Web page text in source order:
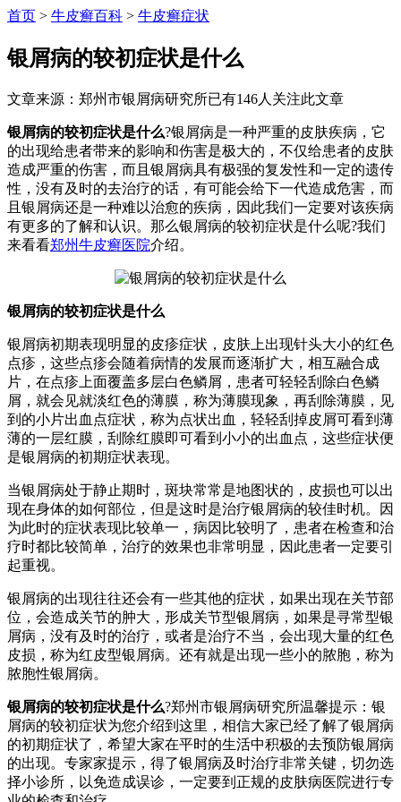
首页 > 牛皮癣百科 > 牛皮癣症状
银屑病的较初症状是什么
文章来源：郑州市银屑病研究所已有146人关注此文章
银屑病的较初症状是什么?银屑病是一种严重的皮肤疾病，它
的出现给患者带来的影响和伤害是极大的，不仅给患者的皮肤
造成严重的伤害，而且银屑病具有极强的复发性和一定的遗传
性，没有及时的去治疗的话，有可能会给下一代造成危害，而
且银屑病还是一种难以治愈的疾病，因此我们一定要对该疾病
有更多的了解和认识。那么银屑病的较初症状是什么呢?我们
来看看郑州牛皮癣医院介绍。
银屑病的较初症状是什么
银屑病初期表现明显的皮疹症状，皮肤上出现针头大小的红色
点疹，这些点疹会随着病情的发展而逐渐扩大，相互融合成
片，在点疹上面覆盖多层白色鳞屑，患者可轻轻刮除白色鳞
屑，就会见就淡红色的薄膜，称为薄膜现象，再刮除薄膜，见
到的小片出血点症状，称为点状出血，轻轻刮掉皮屑可看到薄
薄的一层红膜，刮除红膜即可看到小小的出血点，这些症状便
是银屑病的初期症状表现。
当银屑病处于静止期时，斑块常常是地图状的，皮损也可以出
现在身体的如何部位，但是这时是治疗银屑病的较佳时机。因
为此时的症状表现比较单一，病因比较明了，患者在检查和治
疗时都比较简单，治疗的效果也非常明显，因此患者一定要引
起重视。
银屑病的出现往往还会有一些其他的症状，如果出现在关节部
位，会造成关节的肿大，形成关节型银屑病，如果是寻常型银
屑病，没有及时的治疗，或者是治疗不当，会出现大量的红色
皮损，称为红皮型银屑病。还有就是出现一些小的脓胞，称为
脓胞性银屑病。
银屑病的较初症状是什么?郑州市银屑病研究所温馨提示：银
屑病的较初症状为您介绍到这里，相信大家已经了解了银屑病
的初期症状了，希望大家在平时的生活中积极的去预防银屑病
的出现。专家家提示，得了银屑病及时治疗非常关键，切勿选
择小诊所，以免造成误诊，一定要到正规的皮肤病医院进行专